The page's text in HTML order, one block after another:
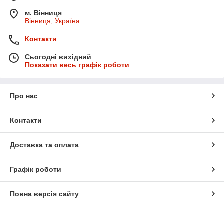
м. Вінниця
Вінниця, Україна
Контакти
Сьогодні вихідний
Показати весь графік роботи
Про нас
Контакти
Доставка та оплата
Графік роботи
Повна версія сайту